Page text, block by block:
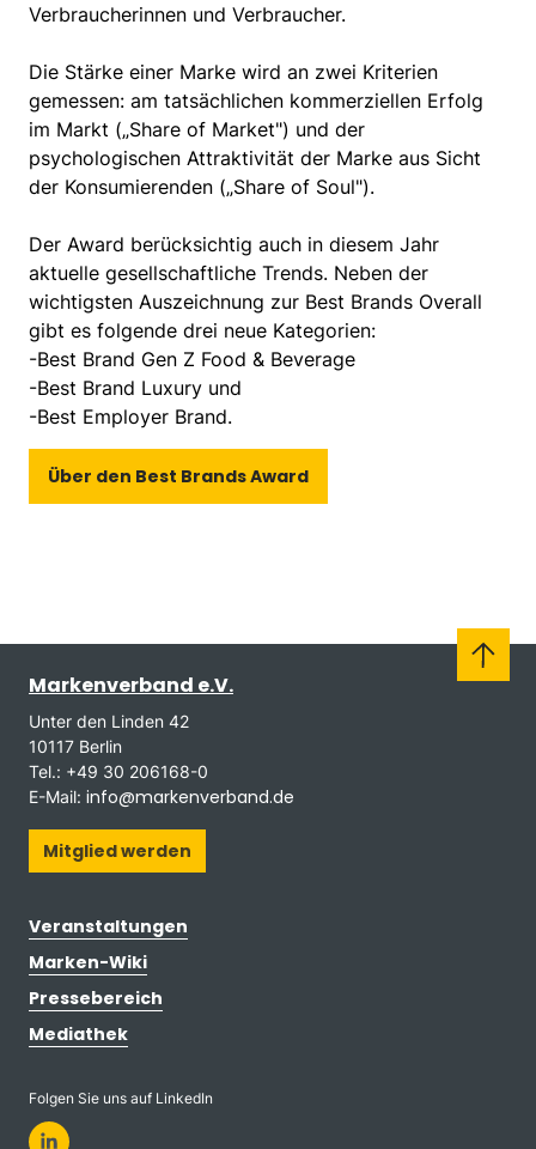
Verbraucherinnen und Verbraucher.
Die Stärke einer Marke wird an zwei Kriterien
gemessen: am tatsächlichen kommerziellen Erfolg
im Markt („Share of Market") und der
psychologischen Attraktivität der Marke aus Sicht
der Konsumierenden („Share of Soul").
Der Award berücksichtig auch in diesem Jahr
aktuelle gesellschaftliche Trends. Neben der
wichtigsten Auszeichnung zur Best Brands Overall
gibt es folgende drei neue Kategorien:
-Best Brand Gen Z Food & Beverage
-Best Brand Luxury und
-Best Employer Brand.
Über den Best Brands Award
Markenverband e.V.
Unter den Linden 42
10117 Berlin
Tel.: +49 30 206168-0
E-Mail: info@markenverband.de
Mitglied werden
Veranstaltungen
Marken-Wiki
Pressebereich
Mediathek
Folgen Sie uns auf LinkedIn